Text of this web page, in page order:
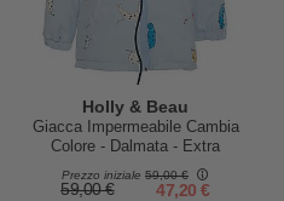
Holly & Beau
Giacca Impermeabile Cambia
Colore - Dalmata - Extra
Morbido e Traspirante
Prezzo iniziale 59,00 €
59,00 € 47,20 €